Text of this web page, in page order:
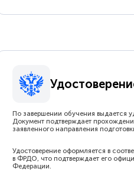
По завершении обучения выдается
Документ подтверждает
заявленного направления
Удостоверение оформляется в
в ФРДО, что подтверждает его
Федерации.